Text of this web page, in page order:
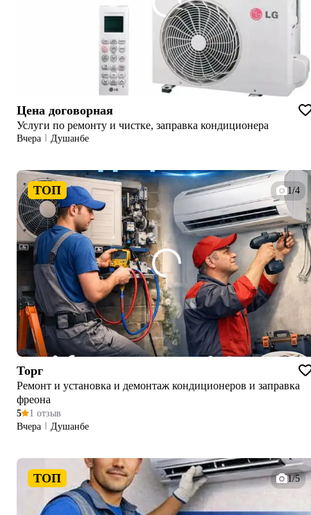
Цена договорная
Услуги по ремонту и чистке, заправка кондиционера
Вчера Душанбе
ТОП 1/4
Торг
Ремонт и установка и демонтаж кондиционеров и заправка
фреона
5
1 отзыв
Вчера
Душанбе
ТОП 1/5